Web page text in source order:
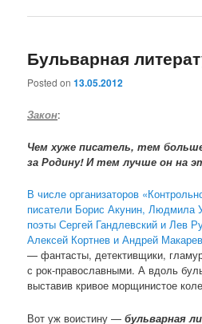
Бульварная
Posted on13.05.2012
Закон:
Чем хуже писатель, тем
за Родину! И тем лучше он на
В числе организаторов
писатели Борис Акунин, Людмила
поэты Сергей Гандлевский и Лев
Алексей Кортнев и Андрей
— фантасты, детективщики,
с рок-православными. А вдоль
выставив кривое морщинистое
Вот уж воистину —бульварная